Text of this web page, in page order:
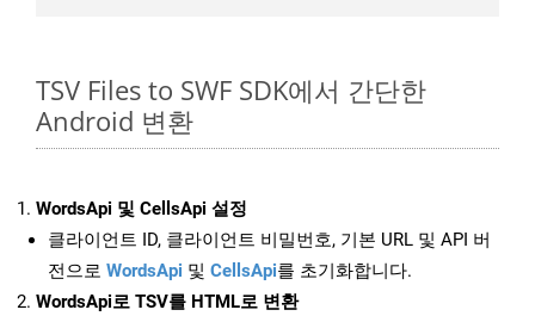
TSV Files to SWF SDK에서 간단한
Android 변환
WordsApi 및 CellsApi 설정
클라이언트 ID, 클라이언트 비밀번호, 기본 URL 및 API 버
전으로 WordsApi 및 CellsApi를 초기화합니다.
WordsApi로 TSV를 HTML로 변환